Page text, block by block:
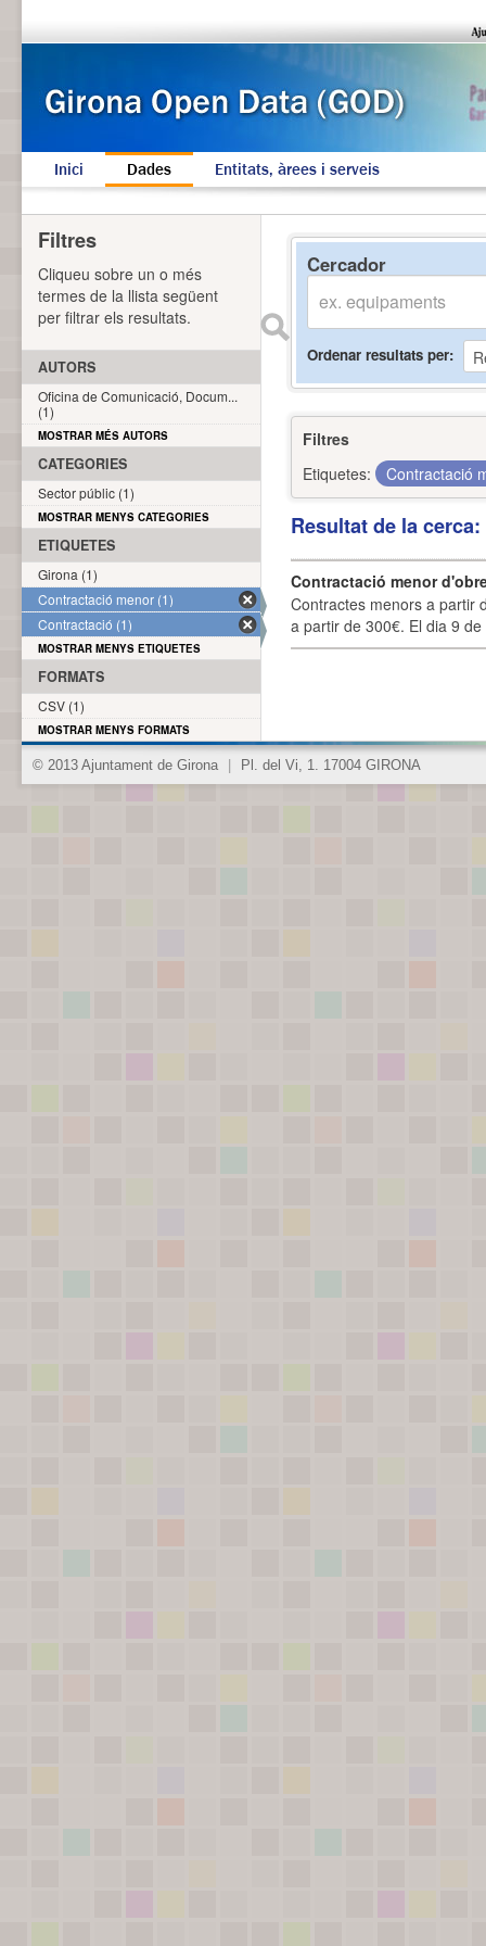
Inici Dades Entitats, àrees i serveis
Cercador
Ordenar resultats per
Filtres
Etiquetes:
Contractació
Resultat de la
Contractació menor
Contractes menors a partir
a partir de 300€. El dia 9
Filtres
Cliqueu sobre un o més
termes de la llista següent
per filtrar els resultats.
AUTORS
Oficina de Comunicació, Docum...
(1)
MOSTRAR MÉS AUTORS
CATEGORIES
Sector públic (1)
MOSTRAR MENYS CATEGORIES
ETIQUETES
Girona (1)
Contractació menor (1)
Contractació (1)
MOSTRAR MENYS ETIQUETES
FORMATS
CSV (1)
MOSTRAR MENYS FORMATS
© 2013 Ajuntament de Girona Pl. del Vi, 1. 17004 GIRONA